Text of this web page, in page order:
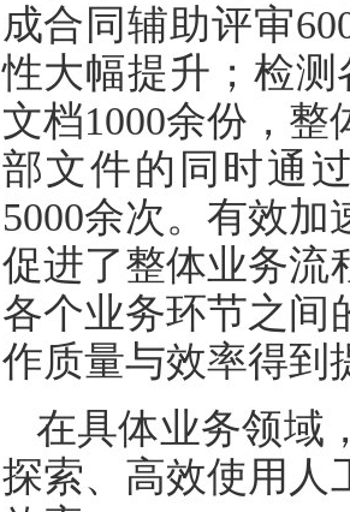
成合同辅助评审
性大幅提升；检
文档1000余份，
部文件的同时通
5000余次。有效
促进了整体业务流
各个业务环节之间
作质量与效率得到
在具体业务领域
探索、高效使用人